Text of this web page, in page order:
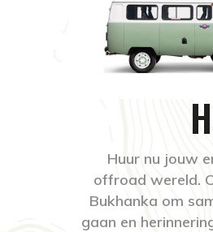
Huur nu jouw
offroad wereld.
Bukhanka om
gaan en